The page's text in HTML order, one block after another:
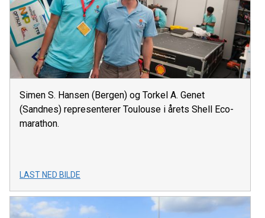
Simen S. Hansen (Bergen) og Torkel A. Genet
(Sandnes) representerer Toulouse i årets Shell Eco-
marathon.
LAST NED BILDE